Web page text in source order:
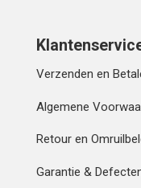
Verzenden en
Algemene
Retour en
Garantie &